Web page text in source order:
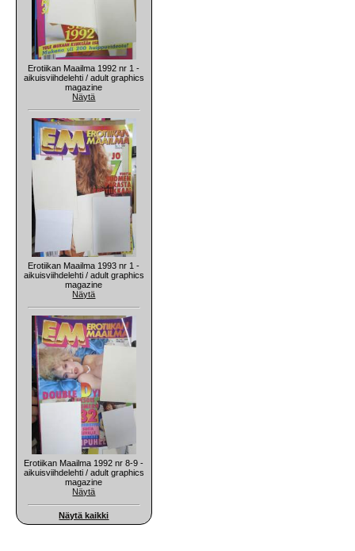
Erotiikan Maailma 1992 nr 1 -
aikuisviihdelehti / adult graphics
magazine
Näytä
Erotiikan Maailma 1993 nr 1 -
aikuisviihdelehti / adult graphics
magazine
Näytä
Erotiikan Maailma 1992 nr 8-9 -
aikuisviihdelehti / adult graphics
magazine
Näytä
Näytä kaikki